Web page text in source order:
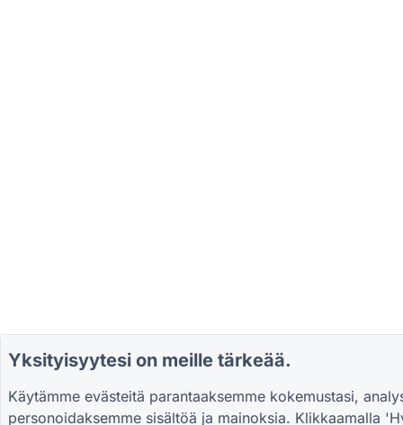
Yksityisyytesi on meille tärkeää.
Käytämme evästeitä parantaaksemme kokemustasi,
personoidaksemme sisältöä ja mainoksia. Klikkaamalla